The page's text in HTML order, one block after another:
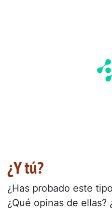
¿Y tú?
¿Has probado este
¿Qué opinas de ellas?